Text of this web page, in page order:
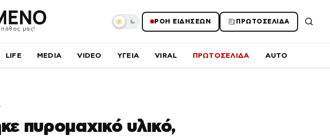
μας!
ΡΟΗ ΕΙΔΗΣΕΩΝ ΠΡΩΤΟΣΕΛΙΔΑ
LIFE MEDIA VIDEO ΥΓΕΙΑ VIRAL ΠΡΩΤΟΣΕΛΙΔΑ AUTO
πυρομαχικό υλικό,